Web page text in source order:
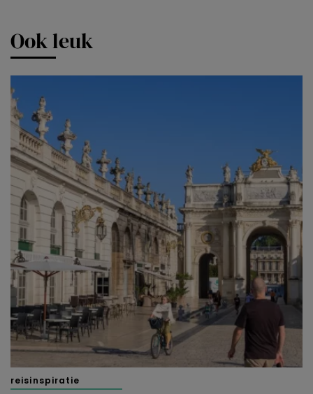
Ook leuk
reisinspiratie